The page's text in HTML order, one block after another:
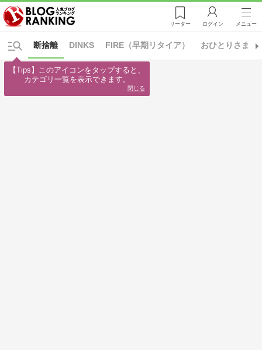
リーダー ログイン メニュー
DINKS FIRE（早期リタイア） おひとりさま
断捨離
【Tips】このアイコンをタップすると、
カテゴリ一覧を表示できます。
閉じる